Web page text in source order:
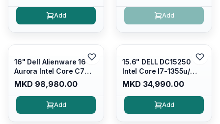
Anti-glare LED Display/
Backlit Kb/ Platinum
Add
120Hz Anti-glare LED
Display/ Backlit Kb/
Add
16" Dell Alienware 16
Aurora Intel Core C7
240H /16GB RAM DDR5
5600mhz/ 1TB SSD M.2
Nvme/rtx4050 6GB/
Wqxga(2560x1600)
MKD 98,980.00
Add
15.6" DELL DC15250
Intel Core I7-1355u/
16GB DDR4 / 512GB SSD
M.2 2230/ Intel UHD
Graphics/ 120Hz Anti-
glare FULLHD LED
MKD 34,990.00
Add